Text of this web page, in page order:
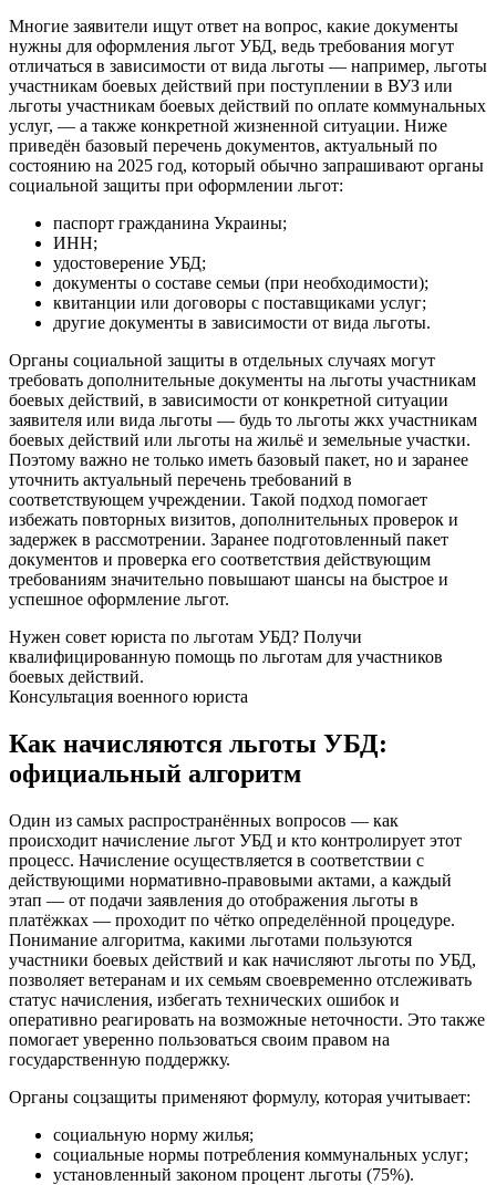
Многие заявители ищут ответ на вопрос, какие документы
нужны для оформления льгот УБД, ведь требования могут
отличаться в зависимости от вида льготы — например, льготы
участникам боевых действий при поступлении в ВУЗ или
льготы участникам боевых действий по оплате коммунальных
услуг, — а также конкретной жизненной ситуации. Ниже
приведён базовый перечень документов, актуальный по
состоянию на 2025 год, который обычно запрашивают органы
социальной защиты при оформлении льгот:
паспорт гражданина Украины;
ИНН;
удостоверение УБД;
документы о составе семьи (при необходимости);
квитанции или договоры с поставщиками услуг;
другие документы в зависимости от вида льготы.
Органы социальной защиты в отдельных случаях могут
требовать дополнительные документы на льготы участникам
боевых действий, в зависимости от конкретной ситуации
заявителя или вида льготы — будь то льготы жкх участникам
боевых действий или льготы на жильё и земельные участки.
Поэтому важно не только иметь базовый пакет, но и заранее
уточнить актуальный перечень требований в
соответствующем учреждении. Такой подход помогает
избежать повторных визитов, дополнительных проверок и
задержек в рассмотрении. Заранее подготовленный пакет
документов и проверка его соответствия действующим
требованиям значительно повышают шансы на быстрое и
успешное оформление льгот.
Нужен совет юриста по льготам УБД? Получи
квалифицированную помощь по льготам для участников
боевых действий.
Консультация военного юриста
Как начисляются льготы УБД:
официальный алгоритм
Один из самых распространённых вопросов — как
происходит начисление льгот УБД и кто контролирует этот
процесс. Начисление осуществляется в соответствии с
действующими нормативно-правовыми актами, а каждый
этап — от подачи заявления до отображения льготы в
платёжках — проходит по чётко определённой процедуре.
Понимание алгоритма, какими льготами пользуются
участники боевых действий и как начисляют льготы по УБД,
позволяет ветеранам и их семьям своевременно отслеживать
статус начисления, избегать технических ошибок и
оперативно реагировать на возможные неточности. Это также
помогает уверенно пользоваться своим правом на
государственную поддержку.
Органы соцзащиты применяют формулу, которая учитывает:
социальную норму жилья;
социальные нормы потребления коммунальных услуг;
установленный законом процент льготы (75%).